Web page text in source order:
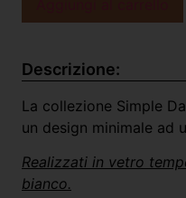
Descrizione:
La collezione Simple
un design minimale ad
Realizzati in vetro
bianco.